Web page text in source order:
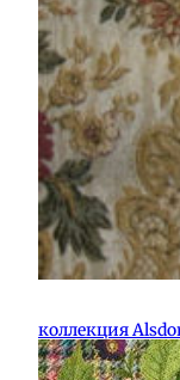
коллекция